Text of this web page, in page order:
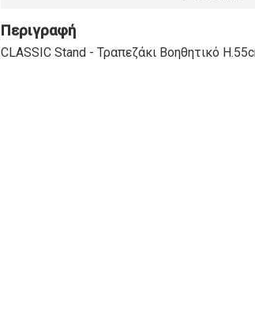
Περιγραφή
CLASSIC Stand - Τραπεζάκι Βοηθητικό